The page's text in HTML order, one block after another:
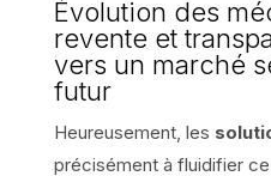
Évolution des
revente et
vers un marché
futur
Heureusement, les
précisément à fluidifier